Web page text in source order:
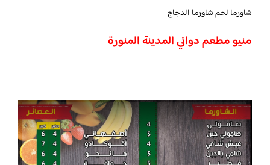
شاورما لحم شاورما الدجاج
منيو مطعم دواني المدينة المنورة